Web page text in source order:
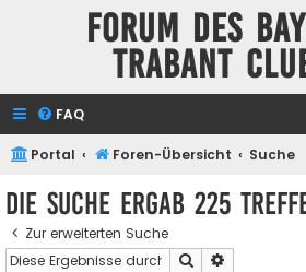
Forum des
Trabant
FAQ
Portal Foren-Übersicht Suche
Die Suche ergab 225
Zur erweiterten Suche
Suche